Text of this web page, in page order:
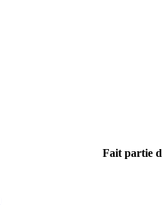
Fait partie